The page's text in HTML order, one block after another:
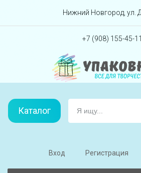
Перейти
Нижний Новгород, ул.
+7 (908) 155-45-11
Каталог
Вход Регистрация